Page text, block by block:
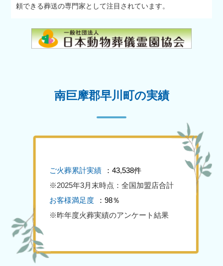
頼できる葬送の専門家として注目されています。
南巨摩郡早川町の実績
ご火葬累計実績
：43,538件
※2025年3月末時点：全国加盟店合計
お客様満足度
：98％
※昨年度火葬実績のアンケート結果